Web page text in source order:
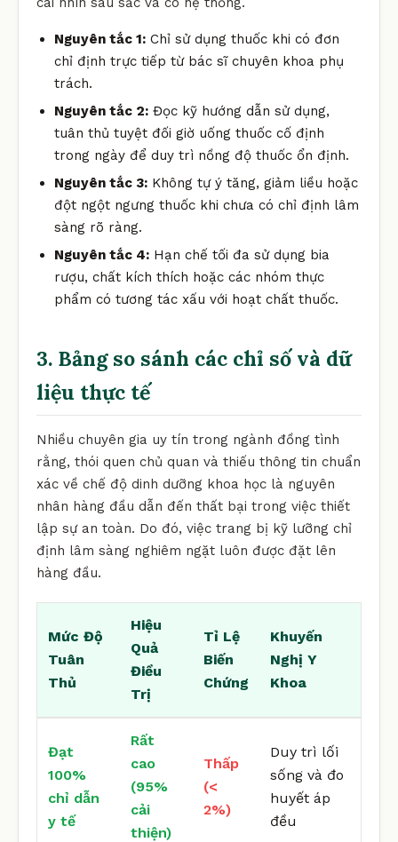
Nguyên tắc 1: Chỉ sử dụng thuốc khi có đơn
chỉ định trực tiếp từ bác sĩ chuyên khoa phụ
trách.
Nguyên tắc 2: Đọc kỹ hướng dẫn sử dụng,
tuân thủ tuyệt đối giờ uống thuốc cố định
trong ngày để duy trì nồng độ thuốc ổn định.
Nguyên tắc 3: Không tự ý tăng, giảm liều hoặc
đột ngột ngưng thuốc khi chưa có chỉ định lâm
sàng rõ ràng.
Nguyên tắc 4: Hạn chế tối đa sử dụng bia
rượu, chất kích thích hoặc các nhóm thực
phẩm có tương tác xấu với hoạt chất thuốc.
3. Bảng so sánh các chỉ số và dữ
liệu thực tế
Nhiều chuyên gia uy tín trong ngành đồng tình
rằng, thói quen chủ quan và thiếu thông tin chuẩn
xác về chế độ dinh dưỡng khoa học là nguyên
nhân hàng đầu dẫn đến thất bại trong việc thiết
lập sự an toàn. Do đó, việc trang bị kỹ lưỡng chỉ
định lâm sàng nghiêm ngặt luôn được đặt lên
hàng đầu.
Mức Độ
Tuân
Thủ
Hiệu
Quả
Điều
Trị
Tỉ Lệ
Biến
Chứng
Khuyến
Nghị Y
Khoa
Đạt
100%
chỉ dẫn
y tế
Rất
cao
(95%
cải
thiện)
Thấp
(<
2%)
Duy trì lối
sống và đo
huyết áp
đều